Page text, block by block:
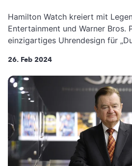
Hamilton Watch kreiert mit
Entertainment und Warner Bros.
einzigartiges Uhrendesign für
26. Feb 2024